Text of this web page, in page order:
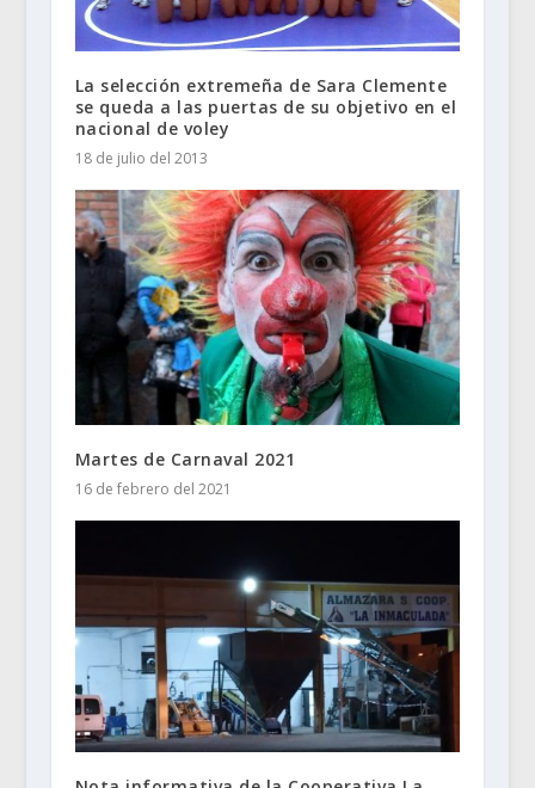
La selección extremeña de Sara Clemente
se queda a las puertas de su objetivo en el
nacional de voley
18 de julio del 2013
Martes de Carnaval 2021
16 de febrero del 2021